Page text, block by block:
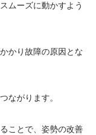
ムーズに動かすよう
かり故障の原因とな
ながります。
ことで、姿勢の改善